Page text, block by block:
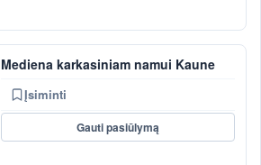
Mediena karkasiniam namui Kaune
Įsiminti
Gauti pasiūlymą